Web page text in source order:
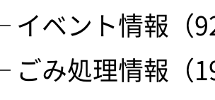
ベント情報（
み処理情報（